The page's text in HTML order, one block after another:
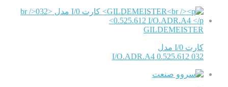
GILDEMEISTER
کارت I/0 مدل
032 0.525.612 I/O.ADR.A4